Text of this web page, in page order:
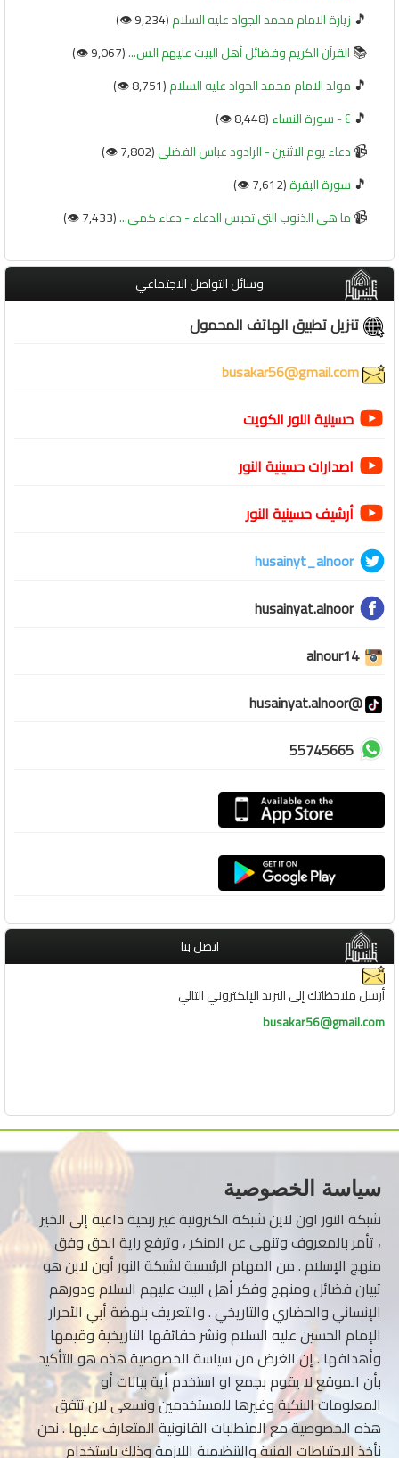
🎵 زيارة الامام محمد الجواد عليه السلام(9,234 👁️)
📚القرآن الكريم وفضائل أهل البيت عليهم الس...(9,067 👁️)
🎵 مولد الامام محمد الجواد عليه السلام(8,751 👁️)
🎵 ٤ - سورة النساء (8,448 👁️)
📹دعاء يوم الاثنين - الرادود عباس الفضلي(7,802 👁️)
🎵 سورة البقرة(7,612 👁️)
📹ما هي الذنوب التي تحبس الدعاء - دعاء كمي...(7,433 👁️)
وسائل التواصل الاجتماعي
تنزيل تطبيق الهاتف المحمول
حسينية النور الكويت
اصدارات حسينية النور
أرشيف حسينية النور
husainyt_alnoor
husainyat.alnoor
alnour14
@husainyat.alnoor
55745665
اتصل بنا
أرسل ملاحظاتك إلى البريد الإلكتروني التالي
busakar56@gmail.com
سياسة الخصوصية
شبكة النور اون لاين شبكة الكترونية غير ربحية داعية إلى الخير
، تأمر بالمعروف وتنهى عن المنكر ، وترفع راية الحق وفق
منهج الإسلام . من المهام الرئيسية لشبكة النور أون لاين هو
تبيان فضائل ومنهج وفكر أهل البيت عليهم السلام ودورهم
الإنساني والحضاري والتاريخي . والتعريف بنهضة أبي الأحرار
الإمام الحسين عليه السلام ونشر حقائقها التاريخية وقيمها
وأهدافها . إن الغرض من سياسة الخصوصية هذه هو التأكيد
بأن الموقع لا يقوم بجمع او استخدم أية بيانات أو
المعلومات البنكية وغيرها للمستخدمين ونسعى لان تتفق
هذه الخصوصية مع المتطلبات القانونية المتعارف عليها . نحن
نأخذ الاحتياطات الفنية والتنظيمية اللازمة وذلك باستخدام